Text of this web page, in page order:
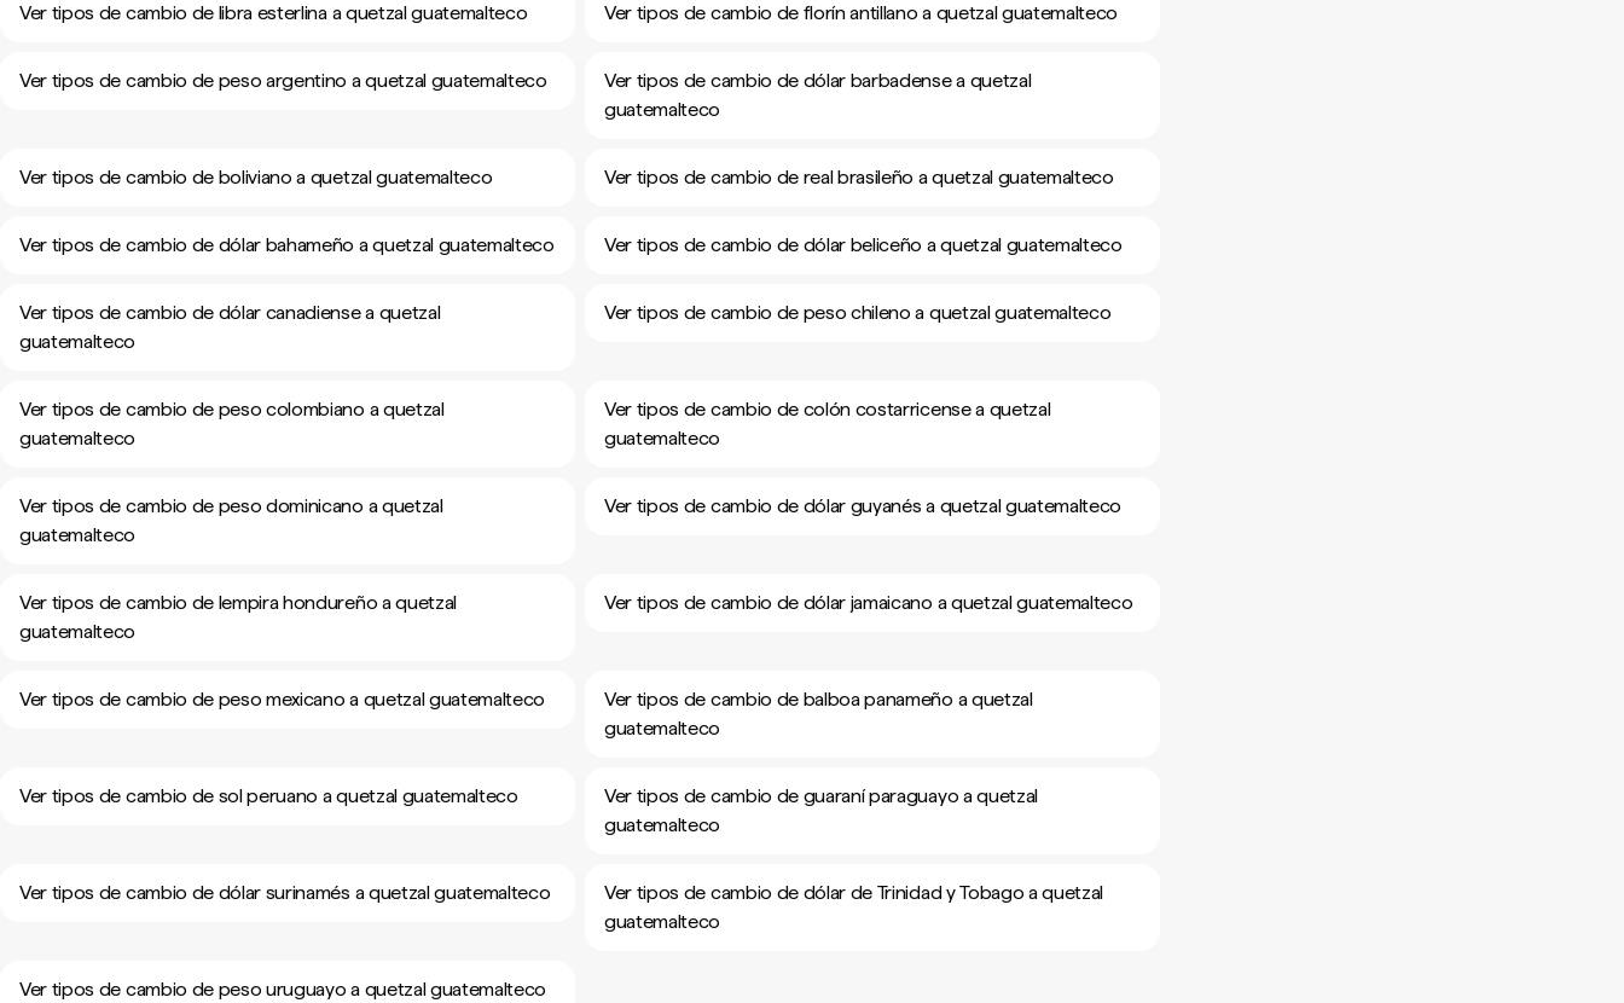
Ver tipos de cambio de libra esterlina a quetzal guatemalteco Ver tipos de cambio de florín antillano a quetzal guatemalteco
Ver tipos de cambio de peso argentino a quetzal guatemalteco
Ver tipos de cambio de dólar barbadense a quetzal
guatemalteco
Ver tipos de cambio de boliviano a quetzal guatemalteco Ver tipos de cambio de real brasileño a quetzal guatemalteco
Ver tipos de cambio de dólar bahameño a quetzal guatemalteco Ver tipos de cambio de dólar beliceño a quetzal guatemalteco
Ver tipos de cambio de dólar canadiense a quetzal
guatemalteco
Ver tipos de cambio de peso chileno a quetzal guatemalteco
Ver tipos de cambio de peso colombiano a quetzal
guatemalteco
Ver tipos de cambio de colón costarricense a quetzal
guatemalteco
Ver tipos de cambio de peso dominicano a quetzal
guatemalteco
Ver tipos de cambio de dólar guyanés a quetzal guatemalteco
Ver tipos de cambio de lempira hondureño a quetzal
guatemalteco
Ver tipos de cambio de dólar jamaicano a quetzal guatemalteco
Ver tipos de cambio de peso mexicano a quetzal guatemalteco
Ver tipos de cambio de balboa panameño a quetzal
guatemalteco
Ver tipos de cambio de sol peruano a quetzal guatemalteco
Ver tipos de cambio de guaraní paraguayo a quetzal
guatemalteco
Ver tipos de cambio de dólar surinamés a quetzal guatemalteco
Ver tipos de cambio de dólar de Trinidad y Tobago a quetzal
guatemalteco
Ver tipos de cambio de peso uruguayo a quetzal guatemalteco